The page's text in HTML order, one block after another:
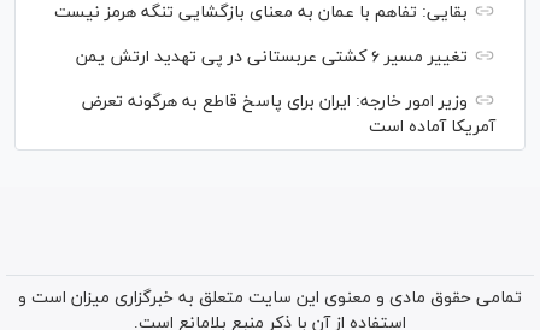
بقایی: تفاهم با عمان به معنای بازگشایی تنگه هرمز نیست
تغییر مسیر ۶ کشتی عربستانی در پی تهدید ارتش یمن
وزیر امور خارجه: ایران برای پاسخ قاطع به هرگونه تعرض
آمریکا آماده است
تمامی حقوق مادی و معنوی این سایت متعلق به خبرگزاری میزان است و
استفاده از آن با ذکر منبع بلامانع است.